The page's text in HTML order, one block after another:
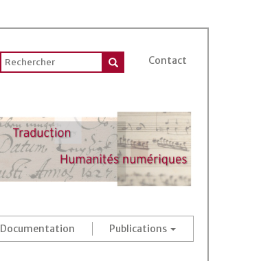
Contact
Documentation Publications